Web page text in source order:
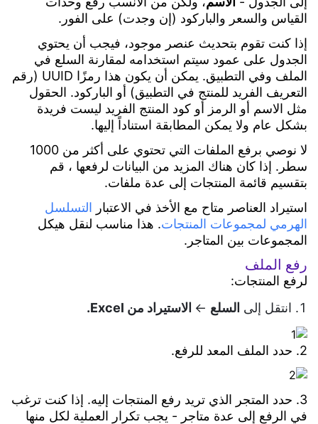
للمؤسسات
الصيانة
القياس والسعر والباركود (إن وجدت) على الفور.
إذا كنت تقوم بتحديث عنصر موجود، فيجب أن يحتوي
الجدول على عمود سيتم استخدامه لمقارنة السلع في
الملف وفي التطبيق. يمكن أن يكون هذا رمزًا UUID (رقم
التعريف الفريد للمنتج في التطبيق) أو الباركود. الحقول
مثل الاسم أو الرمز أو كود المنتج الفريد ليست فريدة
بشكل عام ولا يمكن المطابقة استناداً إليها.
لا نوصي برفع الملفات التي تحتوي على أكثر من 1000
سطر. إذا كان هناك المزيد من البيانات لرفعها ، قم
بتقسيم قائمة المنتجات إلى عدة ملفات.
استيراد العناصر متاح مع الأخذ في الاعتبار التسلسل
الهرمي لمجموعات المنتجات. هذا مناسب لنقل هيكل
المجموعات بين المتاجر.
رفع الملف
لرفع المنتجات:
انتقل إلى السلع ← الاستيراد من Excel.
2. حدد الملف المعد للرفع.
3. حدد المتجر الذي تريد رفع المنتجات إليه. إذا كنت ترغب
في الرفع إلى عدة متاجر - يجب تكرار العملية لكل منها